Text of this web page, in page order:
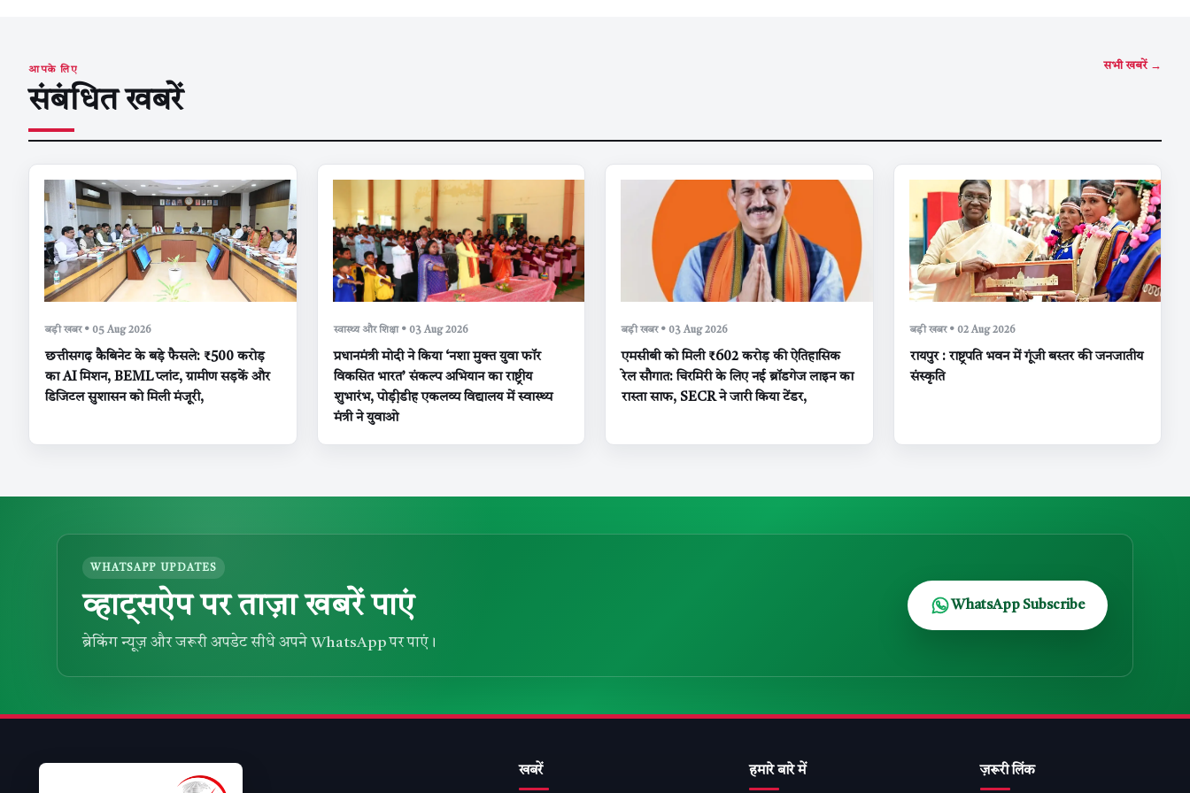
आपके लिए
संबंधित खबरें
सभी खबरें →
बड़ी खबर • 05 Aug 2026
छत्तीसगढ़ कैबिनेट के बड़े फैसले: ₹500 करोड़
का AI मिशन, BEML प्लांट, ग्रामीण सड़कें और
डिजिटल सुशासन को मिली मंजूरी,
स्वास्थ्य और शिक्षा • 03 Aug 2026
प्रधानमंत्री मोदी ने किया ‘नशा मुक्त युवा फॉर
विकसित भारत’ संकल्प अभियान का राष्ट्रीय
शुभारंभ, पोड़ी़डीह एकलव्य विद्यालय में स्वास्थ्य
मंत्री ने युवाओ
बड़ी खबर • 03 Aug 2026
एमसीबी को मिली ₹602 करोड़ की ऐतिहासिक
रेल सौगात: चिरमिरी के लिए नई ब्रॉडगेज लाइन का
रास्ता साफ, SECR ने जारी किया टेंडर,
बड़ी खबर • 02 Aug 2026
रायपुर : राष्ट्रपति भवन में गूंजी बस्तर की जनजातीय
संस्कृति
WHATSAPP UPDATES
व्हाट्सऐप पर ताज़ा खबरें पाएं
ब्रेकिंग न्यूज़ और जरूरी अपडेट सीधे अपने WhatsApp पर पाएं।
WhatsApp Subscribe
खबरें हमारे बारे में ज़रूरी लिंक